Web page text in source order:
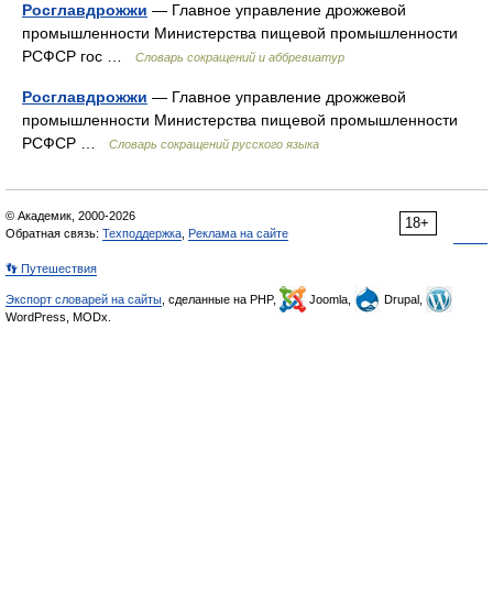
Росглавдрожжи — Главное управление дрожжевой
промышленности Министерства пищевой промышленности
РСФСР гос …
Словарь сокращений и аббревиатур
Росглавдрожжи — Главное управление дрожжевой
промышленности Министерства пищевой промышленности
РСФСР …
Словарь сокращений русского языка
18+
© Академик, 2000-2026
Обратная связь: Техподдержка Реклама на сайте
👣 Путешествия
Экспорт словарей на сайты , сделанные на PHP, Joomla,
Drupal,
WordPress, MODx.